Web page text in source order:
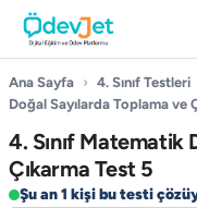
Ana Sayfa › 4. Sınıf Testleri
Doğal Sayılarda Toplama ve
4. Sınıf Matematik
Çıkarma Test 5
Şu an 1 kişi bu testi